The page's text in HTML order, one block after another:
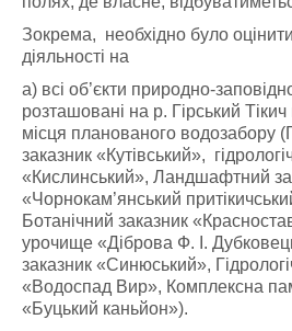
Зокрема, необхідно було
діяльності на
а) всі об’єкти природно-
розташовані на р. Гірський Тікич
місця планованого водозабору
заказник «Кутівський»,
«Кислинський», Ландшафтний
«Чорнокам’янський
Ботанічний заказник
урочище «Діброва Ф. І.
заказник «Синюський»,
«Водоспад Вир», Комплексна
«Буцький каньйон»).